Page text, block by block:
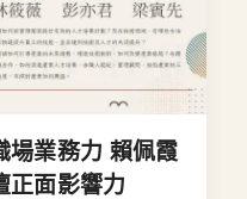
場業務力 賴佩霞
正面影響力